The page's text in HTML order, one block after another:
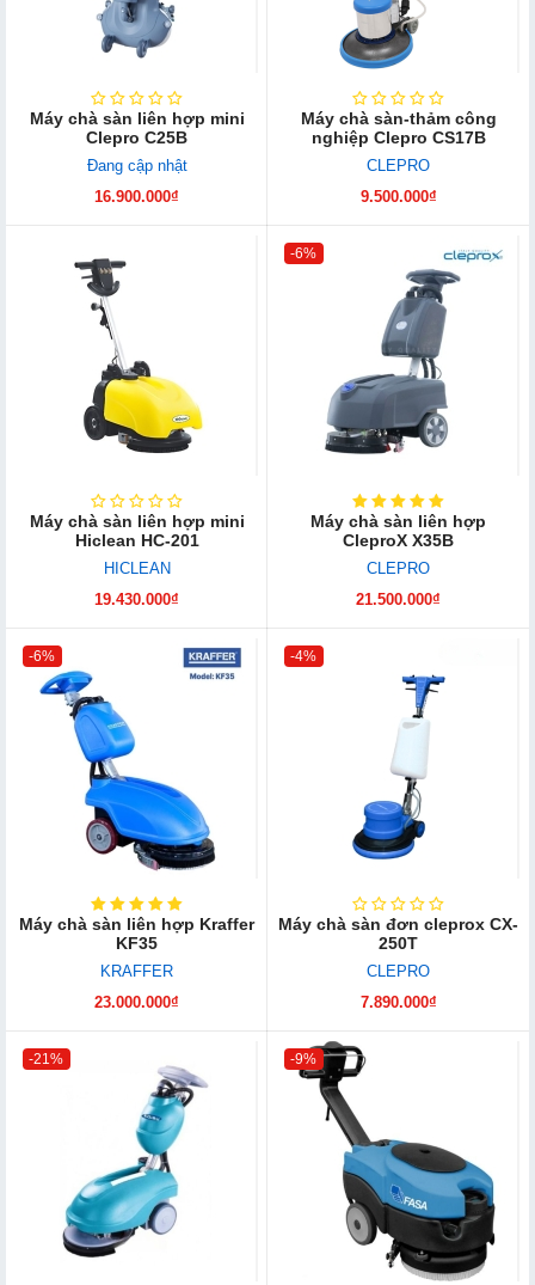
Máy chà sàn liên hợp mini
Clepro C25B
Đang cập nhật
16.900.000₫
Máy chà sàn-thảm công
nghiệp Clepro CS17B
CLEPRO
9.500.000₫
Máy chà sàn liên hợp mini
Hiclean HC-201
HICLEAN
19.430.000₫
-6%
Máy chà sàn liên hợp
CleproX X35B
CLEPRO
21.500.000₫
-6%
Máy chà sàn liên hợp Kraffer
KF35
KRAFFER
23.000.000₫
-4%
Máy chà sàn đơn cleprox CX-
250T
CLEPRO
7.890.000₫
-21% -9%